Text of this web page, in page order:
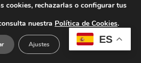
para no aprovechar y hacer
a lo que voy: al aire libre, a
más útil acometerlo poco a poco,
en el día a día, que otras
que pueden ser más vistosas en
ES
cookies, rechazarlas o configurar tus
nuestra Política de Cookies.
Ajustes